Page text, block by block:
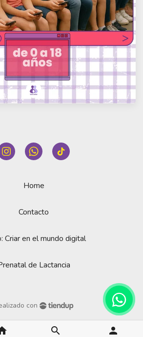
search person
Home
Contacto
Criar en el mundo digital
de Lactancia
con